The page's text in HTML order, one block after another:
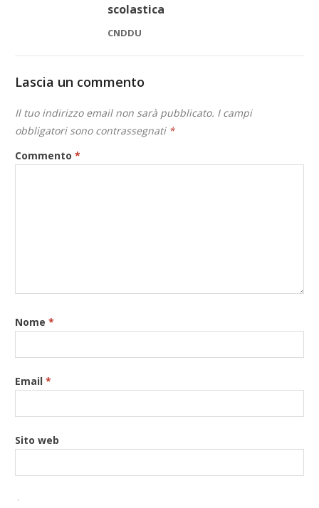
scolastica
CNDDU
Lascia un commento
Il tuo indirizzo email non sarà pubblicato. I campi
obbligatori sono contrassegnati *
Commento*
Nome*
Email*
Sito web